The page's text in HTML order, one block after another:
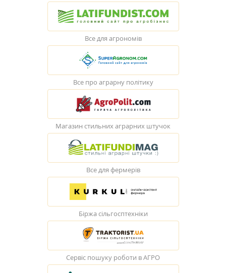
Все для агрономів
Все про аграрну політику
Магазин стильних аграрних штучок
Все для фермерів
Біржа сільгосптехніки
Сервіс пошуку роботи в АГРО